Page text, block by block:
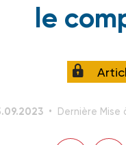
le
Dernière Mise